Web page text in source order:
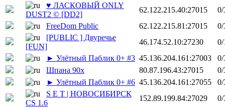
♥ ЛАСКОВЫЙ ONLY
DUST2 © [DD2]
62.122.215.40:27015
0/
FreeDom Public
62.122.215.81:27015
0/
[PUBLIC ] Двуречье
[FUN]
46.174.52.10:27230
0/
► Улётный Паблик 0+ #3 45.136.204.161:27003
0/
Шпана 90х
80.87.196.43:27015
0/
► Улётный Паблик 0+ #6 45.136.204.161:27055
0/
S E T | НОВОСИБИРСК
CS 1.6
152.89.199.84:27029
0/